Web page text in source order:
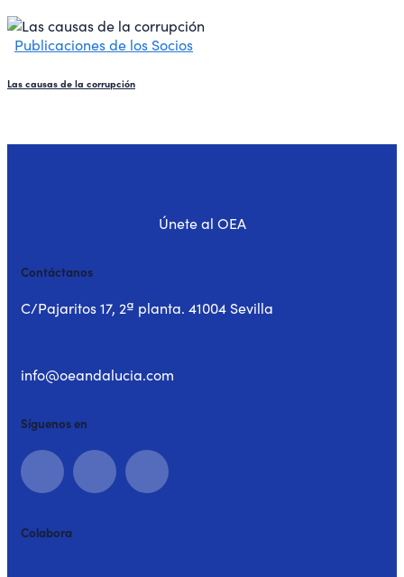
Publicaciones de los Socios
Las causas de la corrupción
Únete al OEA
Contáctanos
C/Pajaritos 17, 2ª planta. 41004 Sevilla
info@oeandalucia.com
Síguenos en
Colabora